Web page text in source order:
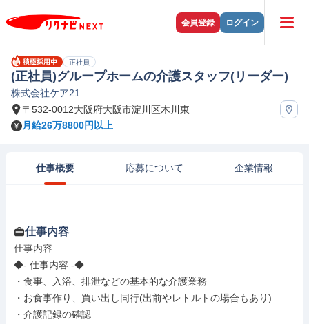
会員登録 ログイン
正社員
(正社員)グループホームの介護スタッフ(リーダー)
株式会社ケア21
〒532-0012大阪府大阪市淀川区木川東
月給26万8800円以上
仕事概要 応募について 企業情報
仕事内容
仕事内容
◆- 仕事内容 -◆
・食事、入浴、排泄などの基本的な介護業務
・お食事作り、買い出し同行(出前やレトルトの場合もあり)
・介護記録の確認